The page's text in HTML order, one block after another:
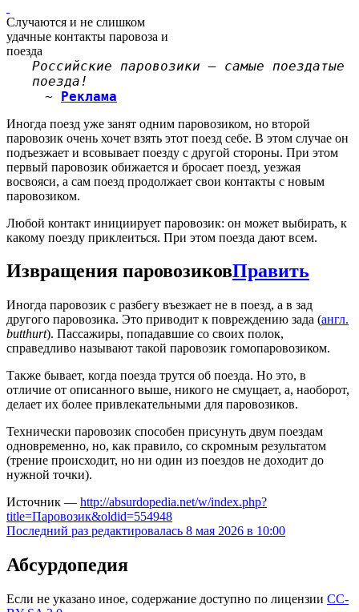
Случаются и не слишком
удачные контакты паровоза и
поезда
Российские паровозики — самые поездатые
поезда!
~ Реклама
Иногда поезд уже занят одним паровозиком, но второй
паровозик очень хочет взять этот поезд себе. В этом случае он
подъезжает и всовывает поезду с другой стороны. При этом
первый паровозик обижается и бросает поезд, уезжая
восвояси, а сам поезд продолжает свои контакты с новым
паровозиком.
Любой контакт инициирует паровозик: он может выбирать, к
какому поезду приклеиться. При этом поезда дают всем.
Извращения паровозиковПравить
Иногда паровозик с разбегу въезжает не в поезд, а в зад
другого паровозика. Это приводит к повреждению зада (англ.
butthurt). Пассажиры, попадавшие со своих полок,
справедливо называют такой паровозик гомопаровозиком.
Также бывает, когда поезда трутся об поезда. Но это, в
отличие от описанного выше, никого не смущает, а, наоборот,
делает их более привлекательными для паровозиков.
Технически паровозик способен присунуть двум поездам
одновременно, но, как правило, со скромным результатом
(трение происходит, но ни один из поездов не доходит до
нужной точки).
Источник — http://absurdopedia.net/w/index.php?
title=Паровозик&oldid=554948
Последний раз редактировалась 8 мая 2026 в 10:00
Абсурдопедия
Если не указано иное, содержание доступно по лицензии CC-